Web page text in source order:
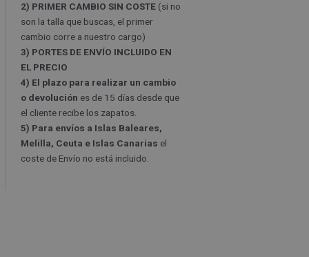
2) PRIMER CAMBIO SIN COSTE(si no
son la talla que buscas, el primer
cambio corre a nuestro cargo)
3) PORTES DE ENVÍO INCLUIDO EN
EL PRECIO
4) El plazo para realizar un cambio
o devolución es de 15 días desde que
el cliente recibe los zapatos.
5) Para envíos a Islas Baleares,
Melilla, Ceuta e Islas Canarias el
coste de Envío no está incluido.